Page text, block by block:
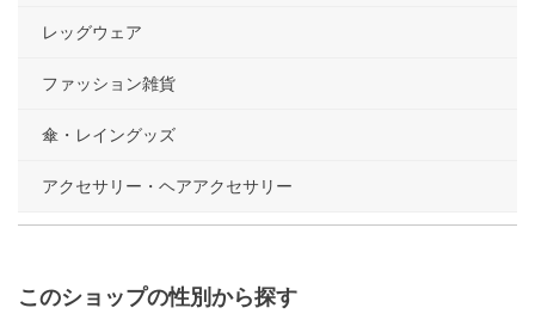
レッグウェア
ファッション雑貨
傘・レイングッズ
アクセサリー・ヘアアクセサリー
このショップの性別から探す